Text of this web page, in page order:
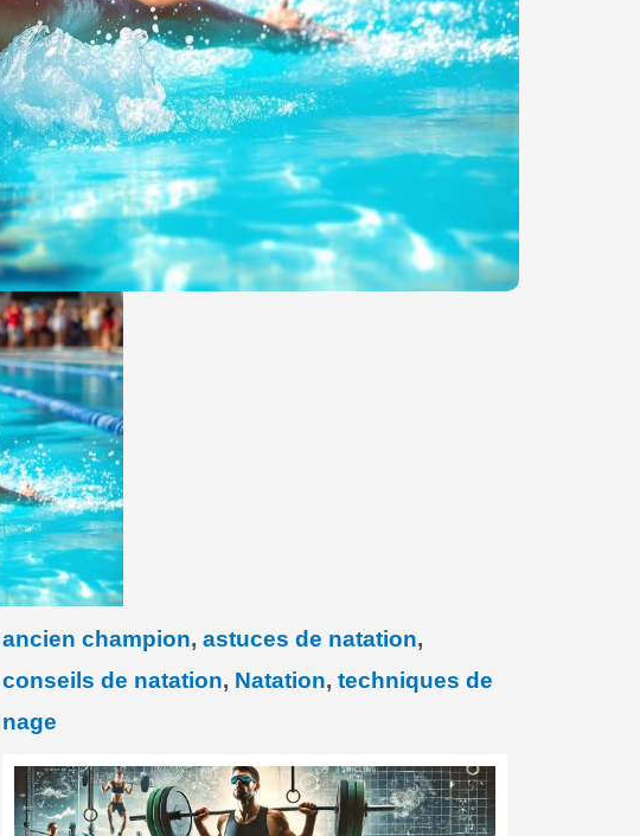
ancien champion, astuces de natation,
conseils de natation, Natation, techniques de
nage